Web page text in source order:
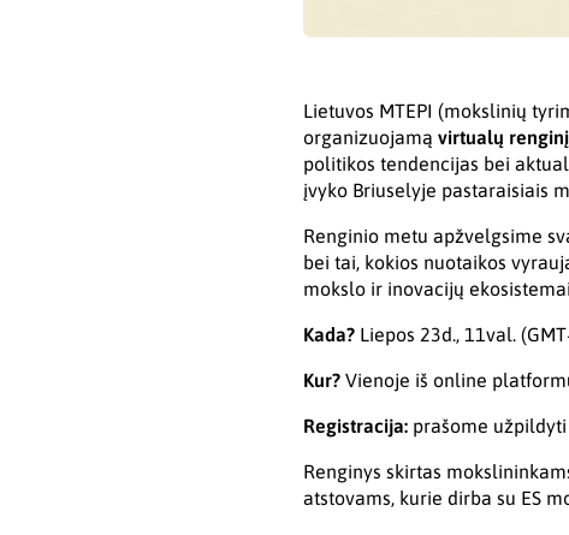
Lietuvos MTEPI (mokslinių
organizuojamą virtualų renginį
politikos tendencijas bei
įvyko Briuselyje pastaraisiais
Renginio metu apžvelgsime
bei tai, kokios nuotaikos
mokslo ir inovacijų
Kada? Liepos 23d., 11val.
Kur? Vienoje iš online
Registracija: prašome
Renginys skirtas
atstovams, kurie dirba su ES